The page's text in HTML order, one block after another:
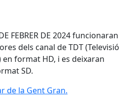
FEBRER DE 2024 funcionaran
dels canal de TDT (Televisió
format HD, i es deixaran
SD.
de la Gent Gran.
de la Gent Gran.